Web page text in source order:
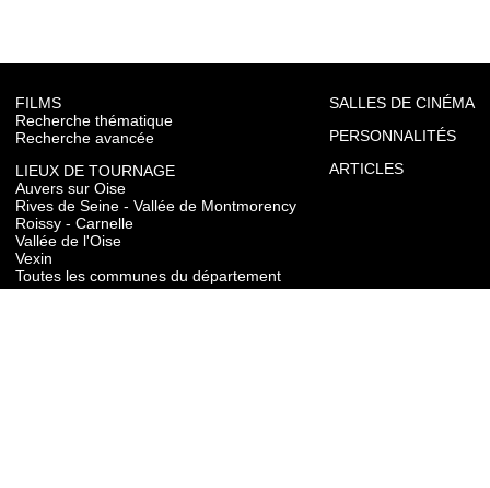
FILMS
Recherche thématique
Recherche avancée
LIEUX DE TOURNAGE
Auvers sur Oise
Rives de Seine - Vallée de Montmorency
Roissy - Carnelle
Vallée de l'Oise
Vexin
Toutes les communes du département
SALLES DE CINÉMA
PERSONNALITÉS
ARTICLES